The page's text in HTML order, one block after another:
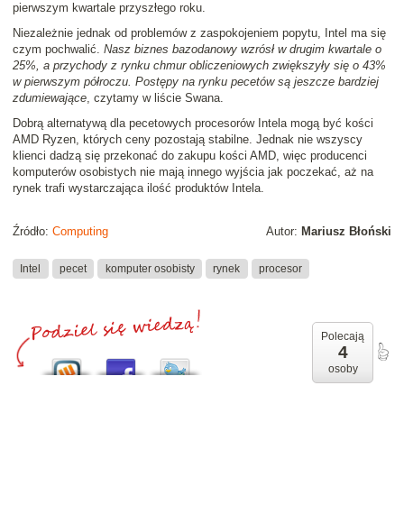
pierwszym kwartale przyszłego roku.
Niezależnie jednak od problemów z zaspokojeniem popytu, Intel ma się
czym pochwalić. Nasz biznes bazodanowy wzrósł w drugim kwartale o
25%, a przychody z rynku chmur obliczeniowych zwiększyły się o 43%
w pierwszym półroczu. Postępy na rynku pecetów są jeszcze bardziej
zdumiewające, czytamy w liście Swana.
Dobrą alternatywą dla pecetowych procesorów Intela mogą być kości
AMD Ryzen, których ceny pozostają stabilne. Jednak nie wszyscy
klienci dadzą się przekonać do zakupu kości AMD, więc producenci
komputerów osobistych nie mają innego wyjścia jak poczekać, aż na
rynek trafi wystarczająca ilość produktów Intela.
Autor: Mariusz Błoński
Źródło: Computing
Intel pecet komputer osobisty rynek procesor
Polecają
4
osoby